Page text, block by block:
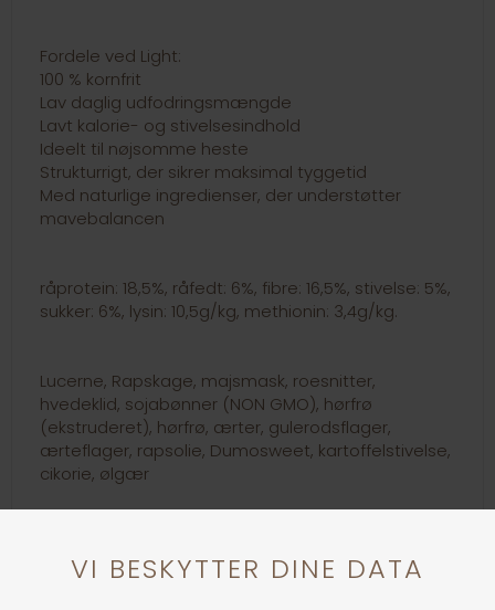
Fordele ved Light:
100 % kornfrit
Lav daglig udfodringsmængde
Lavt kalorie- og stivelsesindhold
Ideelt til nøjsomme heste
Strukturrigt, der sikrer maksimal tyggetid
Med naturlige ingredienser, der understøtter
mavebalancen
råprotein: 18,5%, råfedt: 6%, fibre: 16,5%, stivelse: 5%,
sukker: 6%, lysin: 10,5g/kg, methionin: 3,4g/kg.
Lucerne, Rapskage, majsmask, roesnitter,
hvedeklid, sojabønner (NON GMO), hørfrø
(ekstruderet), hørfrø, ærter, gulerodsflager,
ærteflager, rapsolie, Dumosweet, kartoffelstivelse,
cikorie, ølgær
Vitamin E: 1880mg/kg, Vitamin C: 360mg/kg,